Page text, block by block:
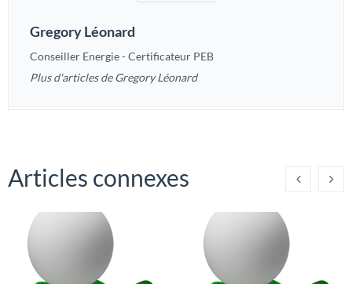
Gregory Léonard
Conseiller Energie - Certificateur PEB
Plus d'articles de Gregory Léonard
Articles connexes